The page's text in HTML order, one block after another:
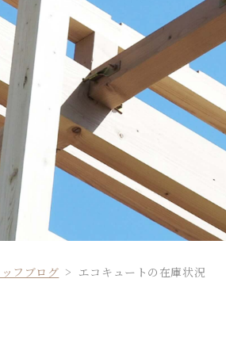
フブログ エコキュートの在庫状況